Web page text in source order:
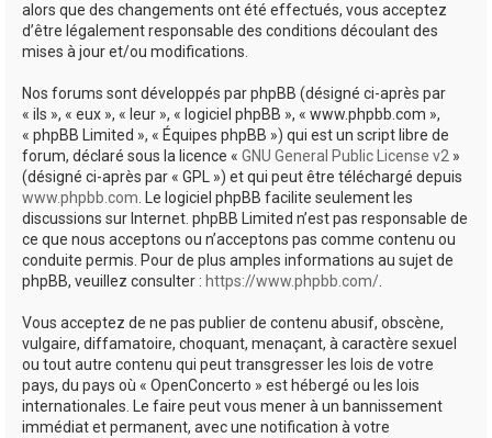
alors que des changements ont été effectués, vous acceptez
d’être légalement responsable des conditions découlant des
mises à jour et/ou modifications.
Nos forums sont développés par phpBB (désigné ci-après par
« ils », « eux », « leur », « logiciel phpBB », « www.phpbb.com »,
« phpBB Limited », « Équipes phpBB ») qui est un script libre de
forum, déclaré sous la licence « GNU General Public License v2 »
(désigné ci-après par « GPL ») et qui peut être téléchargé depuis
www.phpbb.com. Le logiciel phpBB facilite seulement les
discussions sur Internet. phpBB Limited n’est pas responsable de
ce que nous acceptons ou n’acceptons pas comme contenu ou
conduite permis. Pour de plus amples informations au sujet de
phpBB, veuillez consulter : https://www.phpbb.com/.
Vous acceptez de ne pas publier de contenu abusif, obscène,
vulgaire, diffamatoire, choquant, menaçant, à caractère sexuel
ou tout autre contenu qui peut transgresser les lois de votre
pays, du pays où « OpenConcerto » est hébergé ou les lois
internationales. Le faire peut vous mener à un bannissement
immédiat et permanent, avec une notification à votre